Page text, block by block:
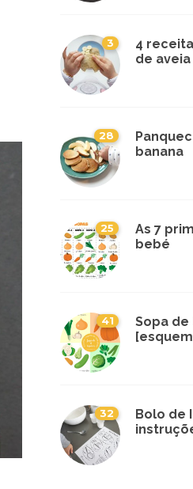
3
4
de aveia
28
banana
25
As 7
bebé
41
Sopa
32
Bolo de